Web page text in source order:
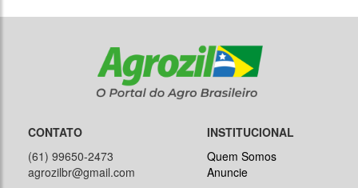
CONTATO
(61) 99650-2473
agrozilbr@gmail.com
INSTITUCIONAL
Quem Somos
Anuncie